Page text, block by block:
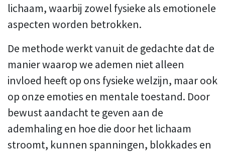
lichaam, waarbij zowel fysieke als emotionele
aspecten worden betrokken.
De methode werkt vanuit de gedachte dat de
manier waarop we ademen niet alleen
invloed heeft op ons fysieke welzijn, maar ook
op onze emoties en mentale toestand. Door
bewust aandacht te geven aan de
ademhaling en hoe die door het lichaam
stroomt, kunnen spanningen, blokkades en